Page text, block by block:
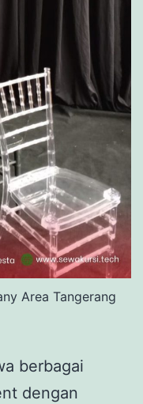
Area Tangerang
berbagai
dengan